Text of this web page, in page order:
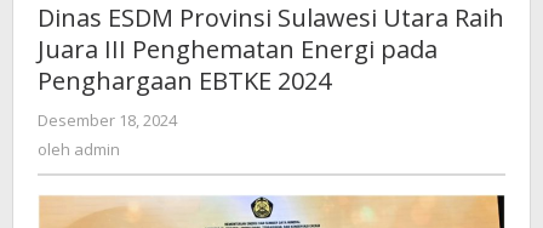
Dinas ESDM Provinsi Sulawesi Utara Raih
Juara III Penghematan Energi pada
Penghargaan EBTKE 2024
Desember 18, 2024
oleh admin